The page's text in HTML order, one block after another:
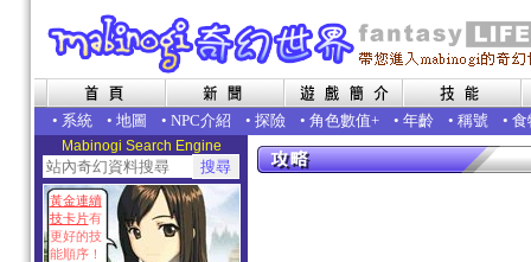
• 系統 • 地圖 • NPC介紹 • 探險 • 角色數值+ • 年齡 • 稱號 • 食
Mabinogi Search Engine
黃金連續
技卡片有
更好的技
能順序！